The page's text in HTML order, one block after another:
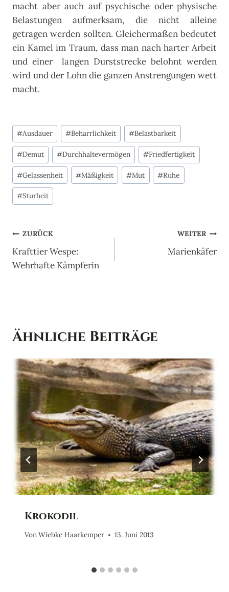
macht aber auch auf psychische oder physische
Belastungen aufmerksam, die nicht alleine
getragen werden sollten. Gleichermaßen bedeutet
ein Kamel im Traum, dass man nach harter Arbeit
und einer langen Durststrecke belohnt werden
wird und der Lohn die ganzen Anstrengungen wett
macht.
Schlagworte:
#Ausdauer #Beharrlichkeit #Belastbarkeit
#Demut #Durchhaltevermögen #Friedfertigkeit
#Gelassenheit #Mäßigkeit #Mut #Ruhe
#Sturheit
Beitragsnavigation
ZURÜCK
Krafttier Wespe:
Wehrhafte Kämpferin
WEITER
Marienkäfer
Ähnliche Beiträge
Krokodil
VonWiebke Haarkemper 13. Juni 2013